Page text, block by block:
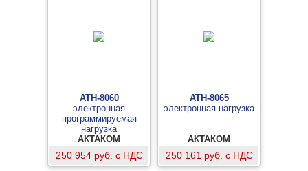
АТН-8060
электронная
программируемая
нагрузка
АКТАКОМ
250 954 руб. с НДС
АТН-8065
электронная нагрузка
АКТАКОМ
250 161 руб. с НДС